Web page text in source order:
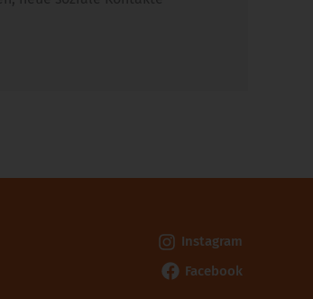
Instagram
Facebook